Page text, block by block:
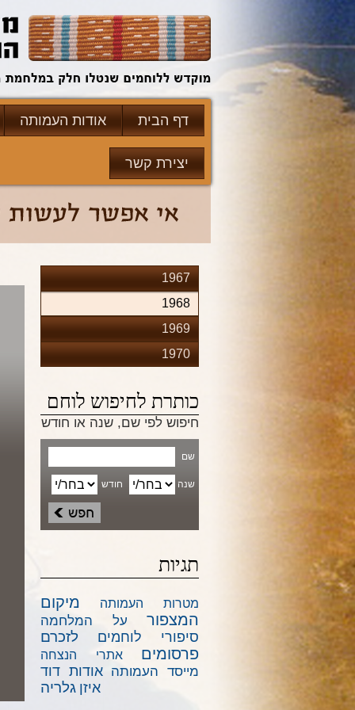
דף הבית אודות העמותה
יצירת קשר
1967
1968
1969
1970
כותרת לחיפוש לוחם
חיפוש לפי שם, שנה או חודש
שם
שנה חודש
תגיות
מטרות העמותה
מיקום
המצפור
על המלחמה
סיפורי לוחמים לזכרם
פרסומים אתרי הנצחה
מייסד העמותה אודות דוד
איזן גלריה